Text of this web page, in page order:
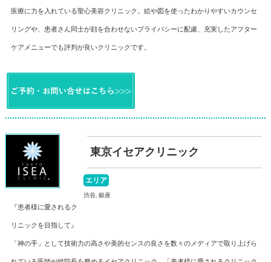
医療に力を入れている聖心美容クリニック。絵や図を使ったわかりやすいカウンセ
リングや、患者さん同士が顔を合わせないプライバシーに配慮、充実したアフター
ケアメニューでも評判が良いクリニックです。
東京イセアクリニック
エリア
渋谷, 銀座
『患者様に愛されるク
リニックを目指して』
「神の手」として技術力の高さや美的センスの良さを数々のメディアで取り上げら